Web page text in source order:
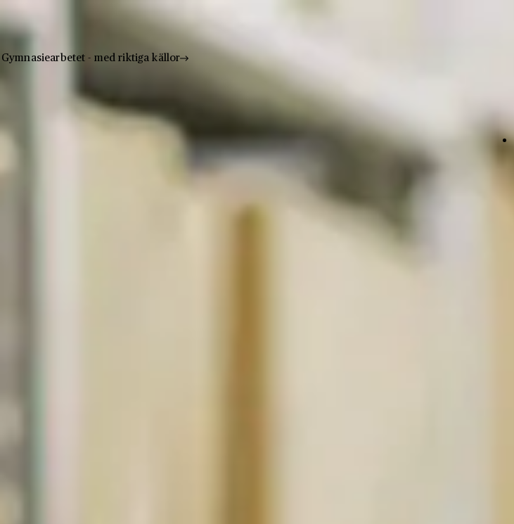
Gymnasiearbetet - med riktiga källor